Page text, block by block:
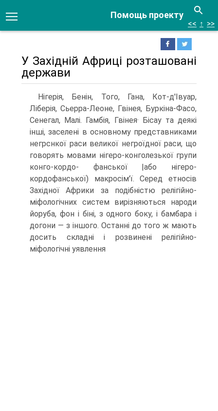
Помощь проекту
<< ↑ >>
У Західній Африці розташовані
держави
Нігерія, Бенін, Того, Гана, Кот-д'Івуар,
Ліберія, Сьерра-Леоне, Гвінея, Буркіна-Фасо,
Сенегал, Малі. Гамбія, Гвінея· Бісау та деякі
інші, заселені в основному представниками
негрснкої раси великої негроїдної раси, що
говорять мовами нігеро-конголезької групи
конго-кордо- фанської |або нігеро-
кордофанської) макросім'ї. Серед етносів
Західної Африки за подібністю релігійно-
міфологічних систем вирізняються народи
йоруба, фон і біні, з одного боку, і бамбара і
догони — з іншого. Останні до того ж мають
досить складні і розвинені релігійно-
міфологічні уявлення